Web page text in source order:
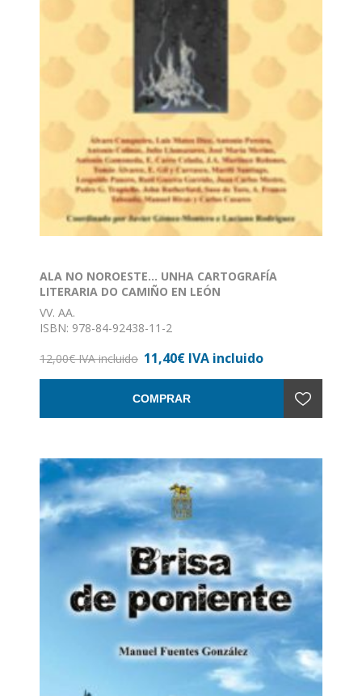
ALA NO NOROESTE… UNHA CARTOGRAFÍA
LITERARIA DO CAMIÑO EN LEÓN
VV. AA.
ISBN: 978-84-92438-11-2
Nº de páginas: 363
12,00€ IVA incluido 11,40€ IVA incluido
COMPRAR